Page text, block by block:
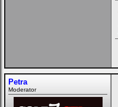
Petra
Moderator